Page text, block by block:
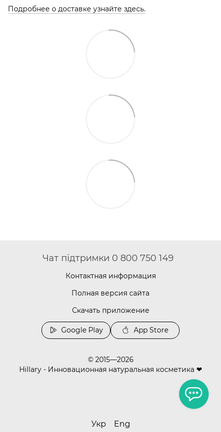
Подробнее о доставке узнайте здесь.
Чат підтримки 0 800 750 149
Контактная информация
Полная версия сайта
Скачать приложение
Google Play App Store
© 2015—2026
Hillary - Инновационная натуральная косметика ❤
Укр Eng